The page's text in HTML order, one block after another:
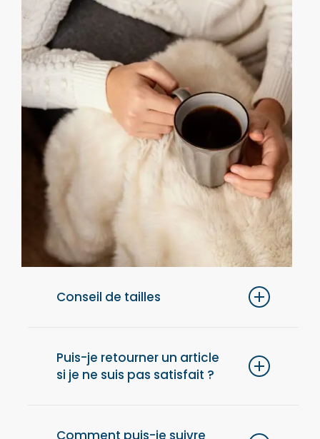
Conseil de tailles
conseillons de choisir une taille au-dessus
de votre taille habituelle.
Puis-je retourner un article
si je ne suis pas satisfait ?
réception de votre commande pour retourner